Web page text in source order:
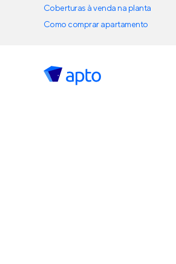
Coberturas à venda na planta
Como comprar apartamento